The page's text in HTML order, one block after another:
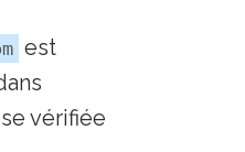
est
vérifiée